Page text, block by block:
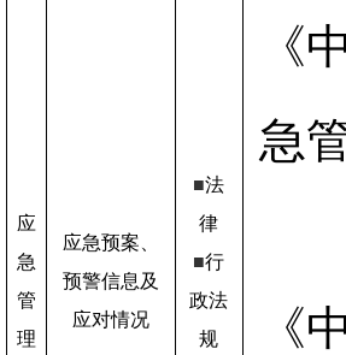
应
急
管
理
应急预案、
预警信息及
应对情况
■法
律
■行
政法
规
《
急
《